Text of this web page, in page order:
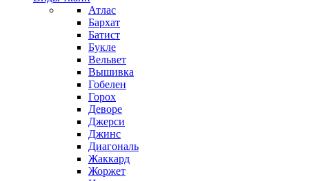
Атлас
Бархат
Батист
Букле
Вельвет
Вышивка
Гобелен
Горох
Деворе
Джерси
Джинс
Диагональ
Жаккард
Жоржет